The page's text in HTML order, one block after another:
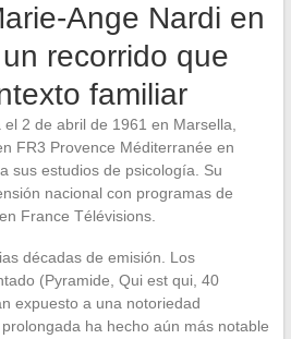
Ange Nardi en
recorrido que
familiar
2 de abril de 1961 en Marsella,
FR3 Provence Méditerranée en
sus estudios de psicología. Su
nacional con programas de
France Télévisions.
décadas de emisión. Los
(Pyramide, Qui est qui, 40
expuesto a una notoriedad
ha hecho aún más notable